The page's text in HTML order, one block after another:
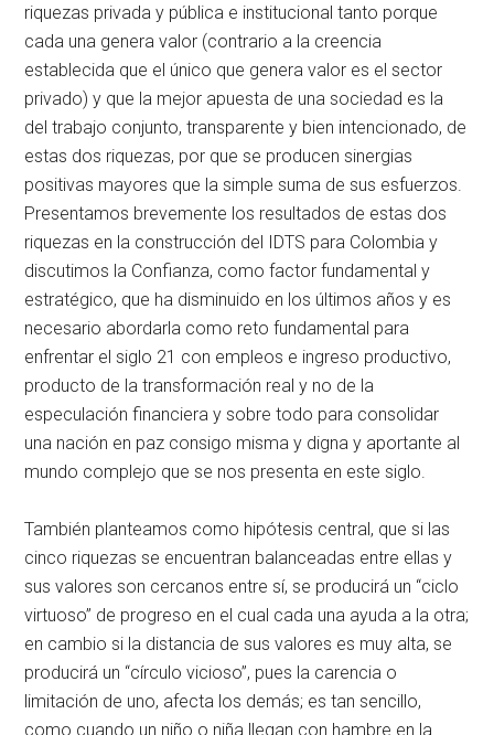
riquezas privada y pública e institucional tanto porque
cada una genera valor (contrario a la creencia
establecida que el único que genera valor es el sector
privado) y que la mejor apuesta de una sociedad es la
del trabajo conjunto, transparente y bien intencionado, de
estas dos riquezas, por que se producen sinergias
positivas mayores que la simple suma de sus esfuerzos.
Presentamos brevemente los resultados de estas dos
riquezas en la construcción del IDTS para Colombia y
discutimos la Confianza, como factor fundamental y
estratégico, que ha disminuido en los últimos años y es
necesario abordarla como reto fundamental para
enfrentar el siglo 21 con empleos e ingreso productivo,
producto de la transformación real y no de la
especulación financiera y sobre todo para consolidar
una nación en paz consigo misma y digna y aportante al
mundo complejo que se nos presenta en este siglo.
También planteamos como hipótesis central, que si las
cinco riquezas se encuentran balanceadas entre ellas y
sus valores son cercanos entre sí, se producirá un “ciclo
virtuoso” de progreso en el cual cada una ayuda a la otra;
en cambio si la distancia de sus valores es muy alta, se
producirá un “círculo vicioso”, pues la carencia o
limitación de uno, afecta los demás; es tan sencillo,
como cuando un niño o niña llegan con hambre en la